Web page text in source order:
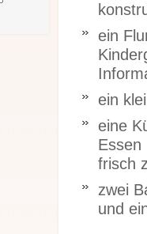
ein
ein
eine
frisch
zwei
und